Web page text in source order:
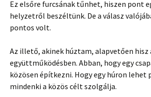
Ez elsőre furcsának tűnhet, hiszen pont
helyzetről beszéltünk. De a válasz
pontos volt.
Az illető, akinek húztam, alapvetően hisz
együttműködésben. Abban, hogy egy
közösen építkezni. Hogy egy húron lehet
mindenki a közös célt szolgálja.